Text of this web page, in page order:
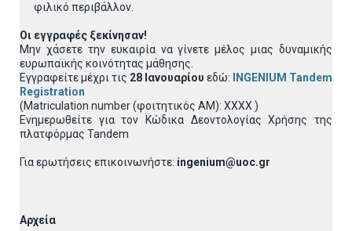
φιλικό περιβάλλον.
Οι εγγραφές ξεκίνησαν!
Μην χάσετε την ευκαιρία να γίνετε μέλος μιας δυναμικής
ευρωπαϊκής κοινότητας μάθησης.
Εγγραφείτε μέχρι τις 28 Ιανουαρίου εδώ: INGENIUM Tandem
Registration
(Μatriculation number (φοιτητικός ΑΜ): ΧΧΧΧ )
Ενημερωθείτε για τον Κώδικα Δεοντολογίας Χρήσης της
πλατφόρμας Tandem
Για ερωτήσεις επικοινωνήστε: ingenium@uoc.gr
Αρχεία